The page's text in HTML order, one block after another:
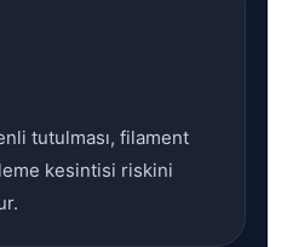
tutulması, filament
kesintisi riskini